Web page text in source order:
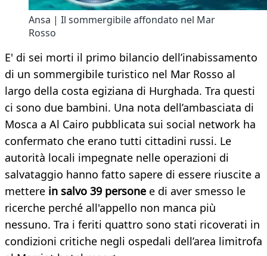
Ansa | Il sommergibile affondato nel Mar
Rosso
E' di sei morti il primo bilancio dell’inabissamento
di un sommergibile turistico nel Mar Rosso al
largo della costa egiziana di Hurghada. Tra questi
ci sono due bambini. Una nota dell’ambasciata di
Mosca a Al Cairo pubblicata sui social network ha
confermato che erano tutti cittadini russi. Le
autorità locali impegnate nelle operazioni di
salvataggio hanno fatto sapere di essere riuscite a
mettere in salvo 39 persone e di aver smesso le
ricerche perché all'appello non manca più
nessuno. Tra i feriti quattro sono stati ricoverati in
condizioni critiche negli ospedali dell’area limitrofa